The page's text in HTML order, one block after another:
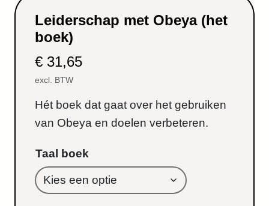
Leiderschap met Obeya (het
boek)
€ 31,65
excl. BTW
Hét boek dat gaat over het gebruiken
van Obeya en doelen verbeteren.
Taal boek